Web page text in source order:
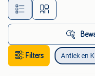
Alle
Filters Antiek en